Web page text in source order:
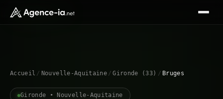
Accueil / Nouvelle-Aquitaine / Gironde (33) / Bruges
Gironde • Nouvelle-Aquitaine